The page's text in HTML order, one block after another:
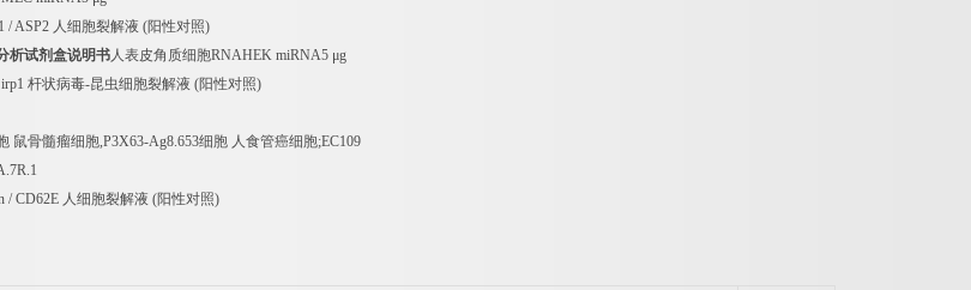
/ ASP2 人细胞裂解液 (阳性对照)
析试剂盒说明书人表皮角质细胞RNAHEK miRNA5 μg
杆状病毒-昆虫细胞裂解液 (阳性对照)
鼠骨髓瘤细胞,P3X63-Ag8.653细胞 人食管癌细胞;EC109
/ CD62E 人细胞裂解液 (阳性对照)